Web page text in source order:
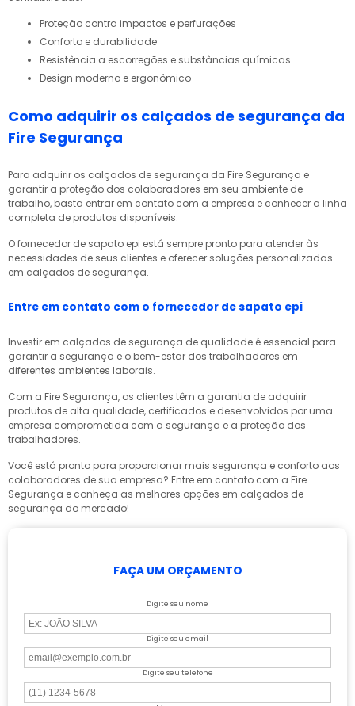
Proteção contra impactos e perfurações
Conforto e durabilidade
Resistência a escorregões e substâncias químicas
Design moderno e ergonômico
Como adquirir os calçados de segurança da
Fire Segurança
Para adquirir os calçados de segurança da Fire Segurança e
garantir a proteção dos colaboradores em seu ambiente de
trabalho, basta entrar em contato com a empresa e conhecer a linha
completa de produtos disponíveis.
Ofornecedor de sapato epi está sempre pronto para atender às
necessidades de seus clientes e oferecer soluções personalizadas
em calçados de segurança.
Entre em contato com o fornecedor de sapato epi
Investir em calçados de segurança de qualidade é essencial para
garantir a segurança e o bem-estar dos trabalhadores em
diferentes ambientes laborais.
Com a Fire Segurança, os clientes têm a garantia de adquirir
produtos de alta qualidade, certificados e desenvolvidos por uma
empresa comprometida com a segurança e a proteção dos
trabalhadores.
Você está pronto para proporcionar mais segurança e conforto aos
colaboradores de sua empresa? Entre em contato com a Fire
Segurança e conheça as melhores opções em calçados de
segurança do mercado!
FAÇA UM ORÇAMENTO
Digite seu nome
Digite seu email
Digite seu telefone